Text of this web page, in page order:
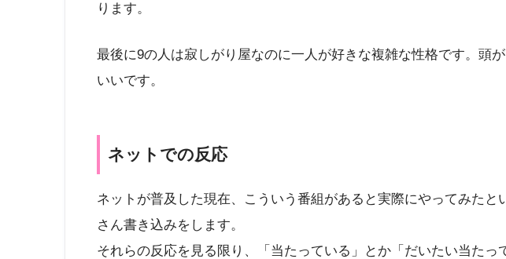
ります。
最後に9の人は寂しがり屋なのに一人が好きな複雑な性格です。頭
いいです。
ネットでの反応
ネットが普及した現在、こういう番組があると実際にやってみたと
さん書き込みをします。
それらの反応を見る限り、「当たっている」とか「だいたい当たっ